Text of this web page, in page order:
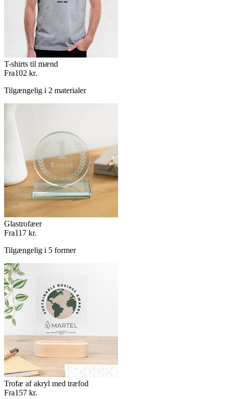
T-shirts til mænd
Fra102 kr.
Tilgængelig i 2 materialer
Glastrofæer
Fra117 kr.
Tilgængelig i 5 former
Trofæ af akryl med træfod
Fra157 kr.